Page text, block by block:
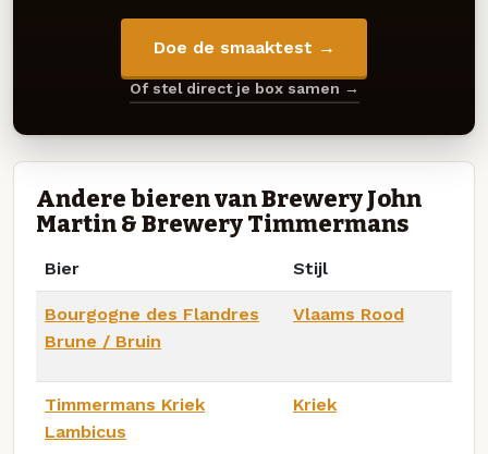
Doe de smaaktest →
Of stel direct je box samen →
Andere bieren van Brewery John
Martin & Brewery Timmermans
Bier Stijl
Bourgogne des Flandres
Brune / Bruin
Vlaams Rood
Timmermans Kriek
Lambicus
Kriek